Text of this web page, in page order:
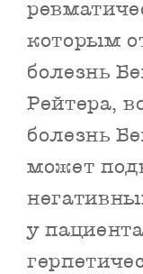
которым
болезнь
Рейтера,
болезнь
может
у